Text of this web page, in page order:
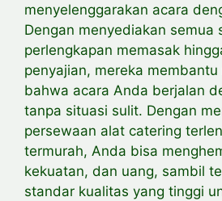
menyelenggarakan acara
Dengan menyediakan semua
perlengkapan memasak
penyajian, mereka
bahwa acara Anda berjalan
tanpa situasi sulit. Dengan
persewaan alat catering
termurah, Anda bisa
kekuatan, dan uang, sambil
standar kualitas yang tinggi